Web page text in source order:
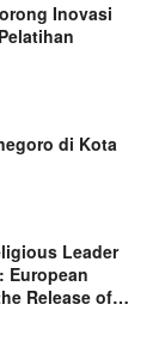
Inovasi
di Kota
Leader
European
Release of